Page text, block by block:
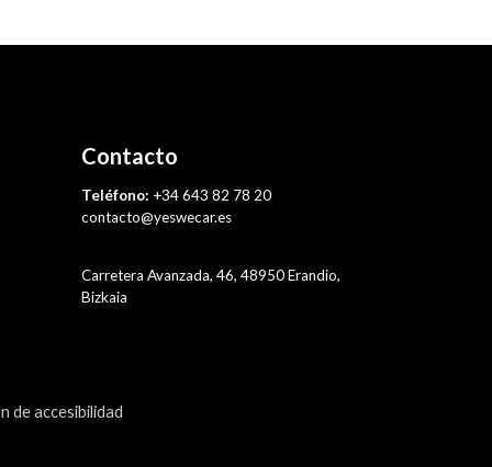
Contacto
Teléfono: +34 643 82 78 20
contacto@yeswecar.es
Carretera Avanzada, 46, 48950 Erandio,
Bizkaia
de accesibilidad